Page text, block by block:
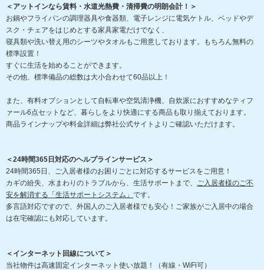
＜アットインなら賃料・水道光熱費・清掃費の明朗会計！＞
お鍋やフライパンの調理器具や食器類、電子レンジに電気ケトル、ベッドやデ
スク・チェアをはじめとする家具家電だけでなく、
寝具類や洗い替え用のシーツやタオルもご用意しております。もちろん無料の
標準設置！
すぐに生活を始めることができます。
その他、標準備品の総数は大小合わせて60品以上！
また、有料オプションとして自転車や空気清浄機、自炊派におすすめなティフ
ァール6点セットなど、暮らしをより快適にする商品も取り揃えております。
商品ラインナップや料金詳細は弊社公式サイトよりご確認いただけます。
＜24時間365日対応のヘルプラインサービス＞
24時間365日、ご入居者様のお困りごとに対応するサービスをご用意！
カギの紛失、水まわりのトラブルから、生活サポートまで、 ご入居者様のご不
安を解消する「生活サポートシステム」 です。
多言語対応ですので、外国人のご入居者様でも安心！ご家族がご入居中の場合
は在宅確認にも対応しています。
＜インターネット回線について＞
当社物件は高速固定インターネット使い放題！（有線・WiFi可）